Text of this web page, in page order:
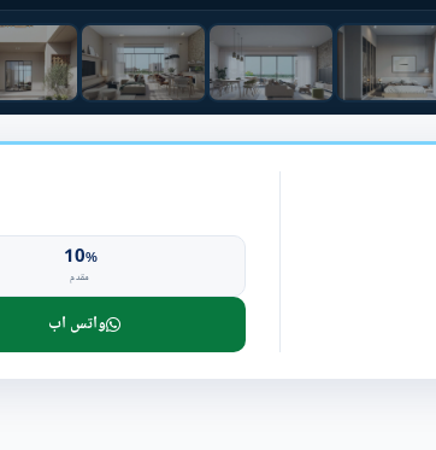
10%
مقدم
واتس اب